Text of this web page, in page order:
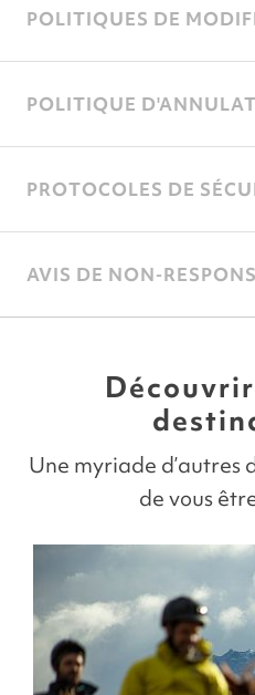
POLITIQUES DE
POLITIQUE
PROTOCOLES DE
AVIS DE NON-
Une myriade
de vous